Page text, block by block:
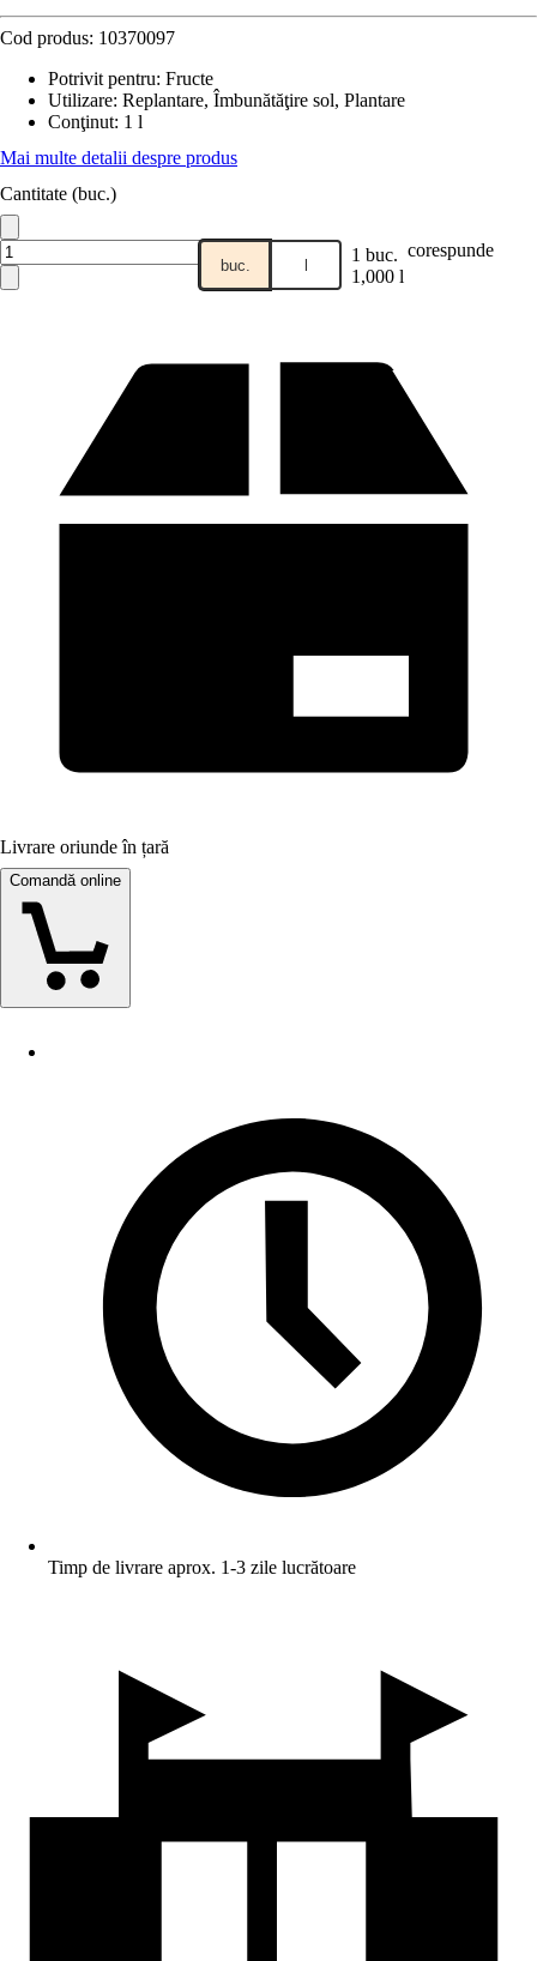
Cod produs: 10370097
Potrivit pentru: Fructe
Utilizare: Replantare, Îmbunătăţire sol, Plantare
Conţinut: 1 l
Mai multe detalii despre produs
Cantitate (buc.)
buc. l 1 buc. corespunde
1,000 l
Livrare oriunde în țară
Comandă online
Timp de livrare aprox. 1-3 zile lucrătoare